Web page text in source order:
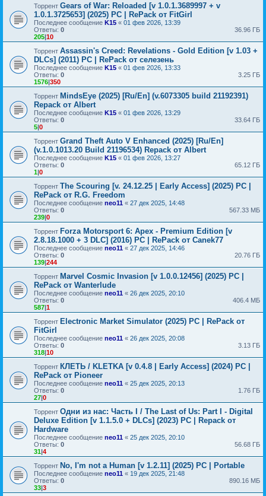
Торрент Gears of War: Reloaded [v 1.0.1.3689997 + v
1.0.1.3725653] (2025) PC | RePack от FitGirl
Последнее сообщение K15 « 01 фев 2026, 13:39
Ответы: 0
205|10
36.96 ГБ
Торрент Assassin's Creed: Revelations - Gold Edition [v 1.03 +
DLCs] (2011) PC | RePack от селезень
Последнее сообщение K15 « 01 фев 2026, 13:33
Ответы: 0
1576|350
3.25 ГБ
Торрент MindsEye (2025) [Ru/En] (v.6073305 build 21192391)
Repack от Albert
Последнее сообщение K15 « 01 фев 2026, 13:29
Ответы: 0
5|0
33.64 ГБ
Торрент Grand Theft Auto V Enhanced (2025) [Ru/En]
(v.1.0.1013.20 Build 21196534) Repack от Albert
Последнее сообщение K15 « 01 фев 2026, 13:27
Ответы: 0
1|0
65.12 ГБ
Торрент The Scouring [v. 24.12.25 | Early Access] (2025) PC |
RePack от R.G. Freedom
Последнее сообщение neo11 « 27 дек 2025, 14:48
Ответы: 0
239|0
567.33 МБ
Торрент Forza Motorsport 6: Apex - Premium Edition [v
2.8.18.1000 + 3 DLC] (2016) PC | RePack от Canek77
Последнее сообщение neo11 « 27 дек 2025, 14:46
Ответы: 0
139|244
20.76 ГБ
Торрент Marvel Cosmic Invasion [v 1.0.0.12456] (2025) PC |
RePack от Wanterlude
Последнее сообщение neo11 « 26 дек 2025, 20:10
Ответы: 0
587|1
406.4 МБ
Торрент Electronic Market Simulator (2025) PC | RePack от
FitGirl
Последнее сообщение neo11 « 26 дек 2025, 20:08
Ответы: 0
318|10
3.13 ГБ
Торрент КЛЕТЬ / KLETKA [v 0.4.8 | Early Access] (2024) PC |
RePack от Pioneer
Последнее сообщение neo11 « 25 дек 2025, 20:13
Ответы: 0
27|0
1.76 ГБ
Торрент Одни из нас: Часть I / The Last of Us: Part I - Digital
Deluxe Edition [v 1.1.5.0 + DLCs] (2023) PC | Repack от
Hardware
Последнее сообщение neo11 « 25 дек 2025, 20:10
Ответы: 0
31|4
56.68 ГБ
Торрент No, I'm not a Human [v 1.2.11] (2025) PC | Portable
Последнее сообщение neo11 « 19 дек 2025, 21:48
Ответы: 0
33|3
890.16 МБ